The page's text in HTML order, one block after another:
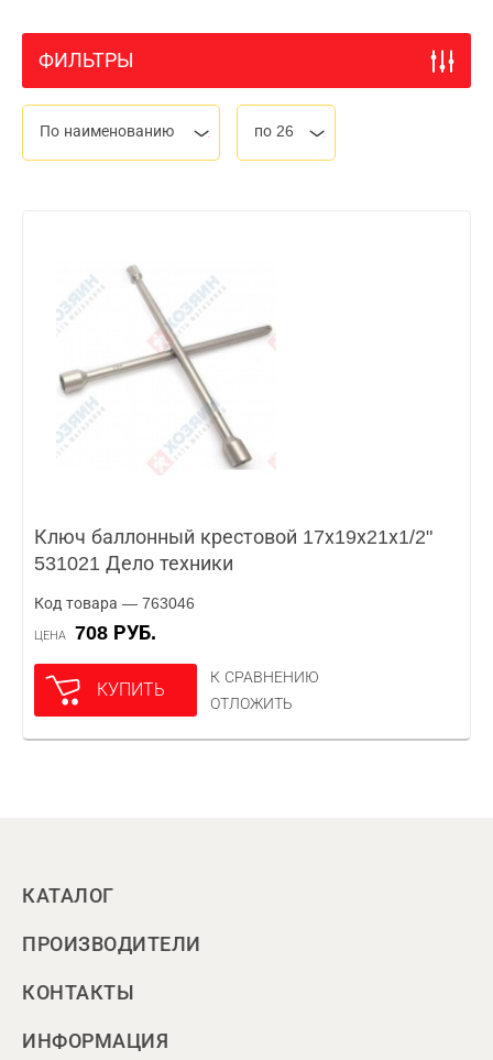
ФИЛЬТРЫ
По наименованию по 26
Ключ баллонный крестовой 17х19х21х1/2"
531021 Дело техники
Код товара — 763046
ЦЕНА 708 РУБ.
КУПИТЬ
К СРАВНЕНИЮ
ОТЛОЖИТЬ
КАТАЛОГ
ПРОИЗВОДИТЕЛИ
КОНТАКТЫ
ИНФОРМАЦИЯ